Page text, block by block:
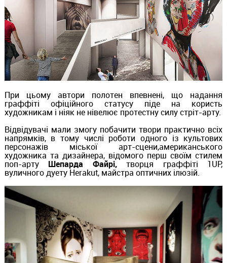
При цьому автори полотен впевнені, що надання
граффіті офіційного статусу піде на користь
художникам і ніяк не нівелює протестну силу стріт-арту.
Відвідувачі мали змогу побачити твори практично всіх
напрямків, в тому числі роботи одного із культових
персонажів міської арт-сцени,американського
художника та дизайнера, відомого перш своїм стилем
поп-арту Шепарда Файрі,творця граффіті 1UP,
вуличного дуету Herakut, майстра оптичних ілюзій.